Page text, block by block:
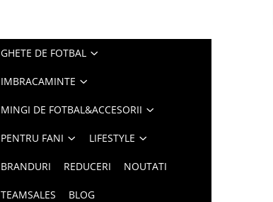
GHETE DE FOTBAL
IMBRACAMINTE
MINGI DE FOTBAL&ACCESORII
PENTRU FANI LIFESTYLE
BRANDURI REDUCERI NOUTATI
TEAMSALES BLOG